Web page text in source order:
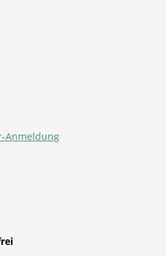
Anmeldung